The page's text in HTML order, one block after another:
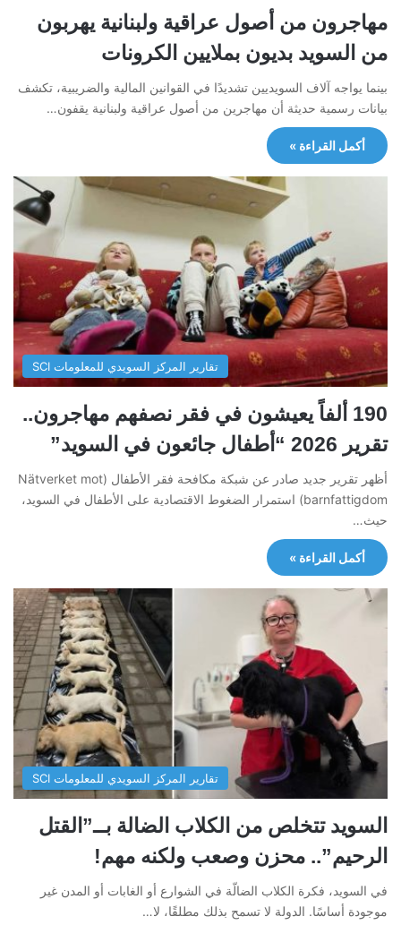
مهاجرون من أصول عراقية ولبنانية يهربون
من السويد بديون بملايين الكرونات
بينما يواجه آلاف السويديين تشديدًا في القوانين المالية والضريبية، تكشف
بيانات رسمية حديثة أن مهاجرين من أصول عراقية ولبنانية يقفون…
أكمل القراءة »
تقارير المركز السويدي للمعلومات SCI
190 ألفاً يعيشون في فقر نصفهم مهاجرون..
تقرير 2026 “أطفال جائعون في السويد”
أظهر تقرير جديد صادر عن شبكة مكافحة فقر الأطفال (Nätverket mot
barnfattigdom) استمرار الضغوط الاقتصادية على الأطفال في السويد،
حيث…
أكمل القراءة »
تقارير المركز السويدي للمعلومات SCI
السويد تتخلص من الكلاب الضالة بــ”القتل
الرحيم”.. محزن وصعب ولكنه مهم!
في السويد، فكرة الكلاب الضالّة في الشوارع أو الغابات أو المدن غير
موجودة أساسًا. الدولة لا تسمح بذلك مطلقًا، لا…